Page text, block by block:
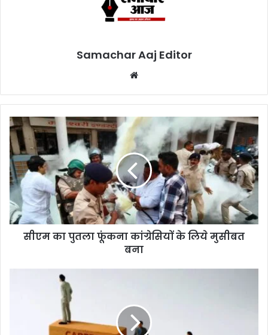
Samachar Aaj Editor
सीएम का पुतला फूंकना कांग्रेसियों के लिये मुसीबत
बना